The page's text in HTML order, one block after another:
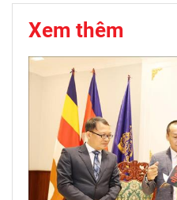
Xem thêm